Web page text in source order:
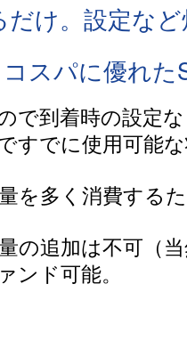
け。設定な
スパに優れ
で到着時の設定
すでに使用可能
を多く消費する
の追加は不可（
ンド可能。